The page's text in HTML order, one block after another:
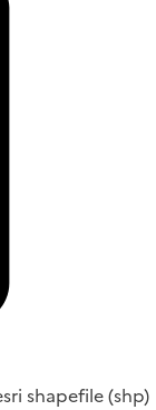
shapefile (shp)